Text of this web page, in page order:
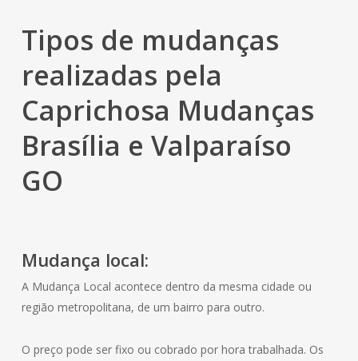
Tipos de mudanças
realizadas pela
Caprichosa Mudanças
Brasília e Valparaíso
GO
Mudança local:
A Mudança Local acontece dentro da mesma cidade ou
região metropolitana, de um bairro para outro.
O preço pode ser fixo ou cobrado por hora trabalhada. Os